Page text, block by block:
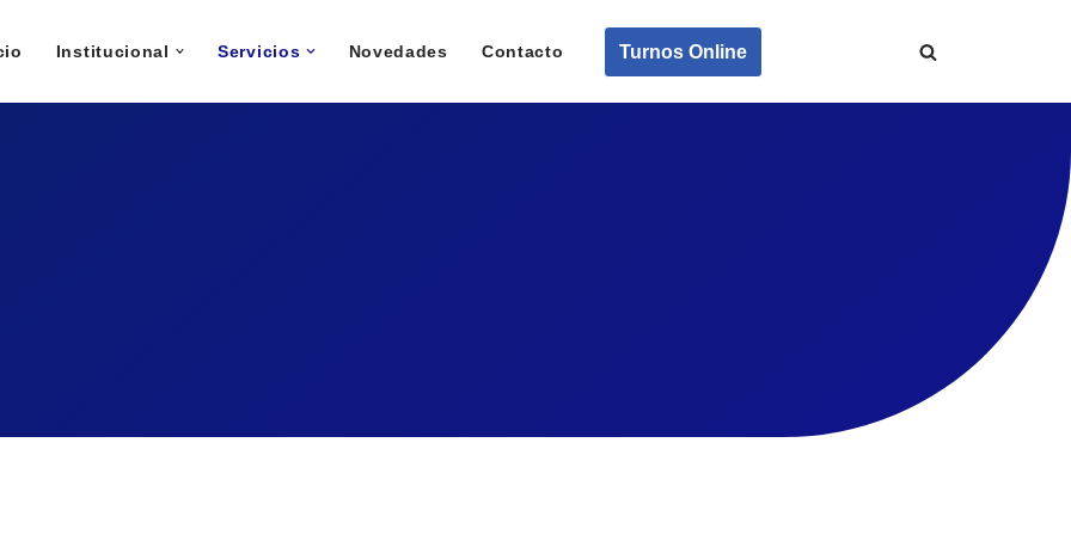
Institucional Servicios Novedades Contacto Turnos Online